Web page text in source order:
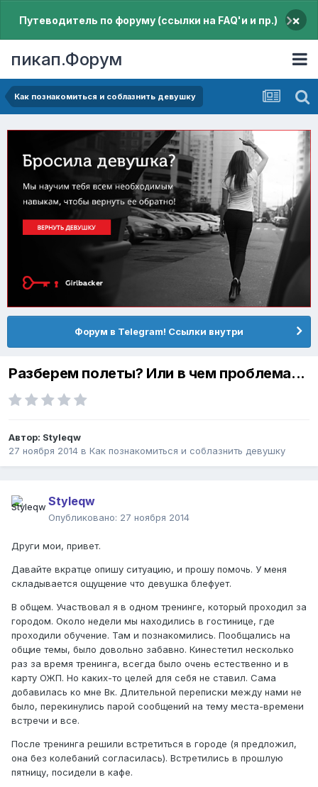
Путеводитель по форуму (ссылки на FAQ'и и пр.) ×
пикап.Форум
Как познакомиться и соблазнить девушку
Форум в Telegram! Ссылки внутри
Разберем полеты? Или в чем проблема...
Автор: Styleqw
27 ноября 2014 в Как познакомиться и соблазнить девушку
Styleqw
Опубликовано: 27 ноября 2014
Други мои, привет.
Давайте вкратце опишу ситуацию, и прошу помочь. У меня
складывается ощущение что девушка блефует.
В общем. Участвовал я в одном тренинге, который проходил за
городом. Около недели мы находились в гостинице, где
проходили обучение. Там и познакомились. Пообщались на
общие темы, было довольно забавно. Кинестетил несколько
раз за время тренинга, всегда было очень естественно и в
карту ОЖП. Но каких-то целей для себя не ставил. Сама
добавилась ко мне Вк. Длительной переписки между нами не
было, перекинулись парой сообщений на тему места-времени
встречи и все.
После тренинга решили встретиться в городе (я предложил,
она без колебаний согласилась). Встретились в прошлую
пятницу, посидели в кафе.